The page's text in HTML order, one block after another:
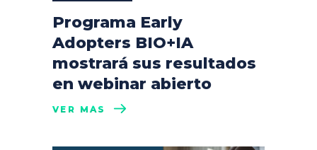
Programa Early
Adopters BIO+IA
mostrará sus resultados
en webinar abierto
VER MÁS